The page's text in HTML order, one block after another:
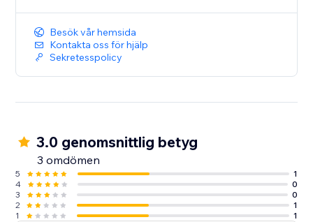
Besök vår hemsida
Kontakta oss för hjälp
Sekretesspolicy
3.0 genomsnittlig betyg
3 omdömen
5
1
4
0
3
0
2
1
1
1